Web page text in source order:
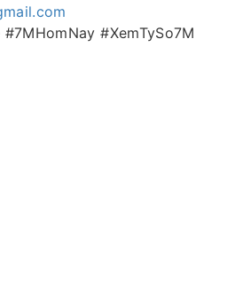
#XemTySo7M